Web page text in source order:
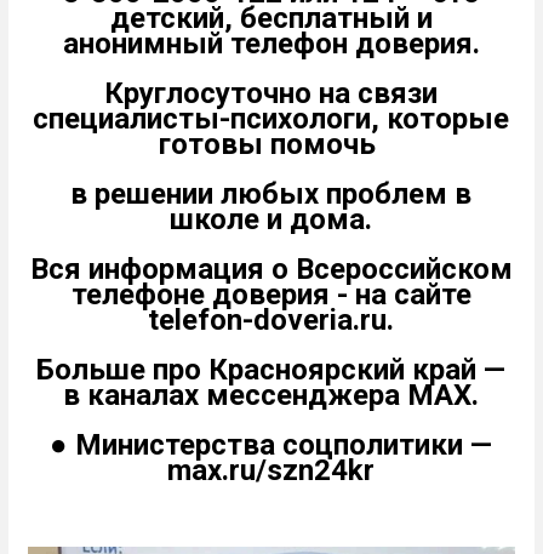
детский, бесплатный и
анонимный телефон доверия.
Круглосуточно на связи
специалисты-психологи, которые
готовы помочь
в решении любых проблем в
школе и дома.
Вся информация о Всероссийском
телефоне доверия - на сайте
telefon-doveria.ru.
Больше про Красноярский край —
в каналах мессенджера MAX.
● Министерства соцполитики —
max.ru/szn24kr